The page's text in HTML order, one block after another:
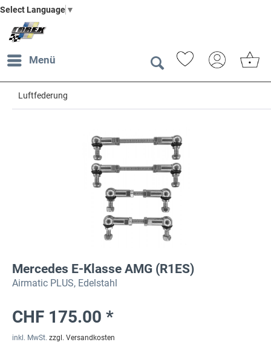
Select Language ▼
Menü
Luftfederung
Mercedes E-Klasse AMG (R1ES)
Airmatic PLUS, Edelstahl
CHF 175.00 *
inkl. MwSt. zzgl. Versandkosten